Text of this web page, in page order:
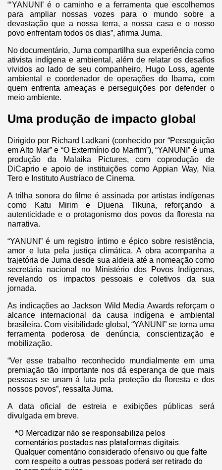
“‘YANUNI’ é o caminho e a ferramenta que escolhemos
para ampliar nossas vozes para o mundo sobre a
devastação que a nossa terra, a nossa casa e o nosso
povo enfrentam todos os dias”, afirma Juma.
No documentário, Juma compartilha sua experiência como
ativista indígena e ambiental, além de relatar os desafios
vividos ao lado de seu companheiro, Hugo Loss, agente
ambiental e coordenador de operações do Ibama, com
quem enfrenta ameaças e perseguições por defender o
meio ambiente.
Uma produção de impacto global
Dirigido por Richard Ladkani (conhecido por “Perseguição
em Alto Mar” e “O Extermínio do Marfim”), “YANUNI” é uma
produção da Malaika Pictures, com coprodução de
DiCaprio e apoio de instituições como Appian Way, Nia
Tero e Instituto Austríaco de Cinema.
A trilha sonora do filme é assinada por artistas indígenas
como Katu Mirim e Djuena Tikuna, reforçando a
autenticidade e o protagonismo dos povos da floresta na
narrativa.
“YANUNI” é um registro íntimo e épico sobre resistência,
amor e luta pela justiça climática. A obra acompanha a
trajetória de Juma desde sua aldeia até a nomeação como
secretária nacional no Ministério dos Povos Indígenas,
revelando os impactos pessoais e coletivos da sua
jornada.
As indicações ao Jackson Wild Media Awards reforçam o
alcance internacional da causa indígena e ambiental
brasileira. Com visibilidade global, “YANUNI” se torna uma
ferramenta poderosa de denúncia, conscientização e
mobilização.
“Ver esse trabalho reconhecido mundialmente em uma
premiação tão importante nos dá esperança de que mais
pessoas se unam à luta pela proteção da floresta e dos
nossos povos”, ressalta Juma.
A data oficial de estreia e exibições públicas será
divulgada em breve.
*O Mercadizar não se responsabiliza pelos
comentários postados nas plataformas digitais.
Qualquer comentário considerado ofensivo ou que falte
com respeito a outras pessoas poderá ser retirado do